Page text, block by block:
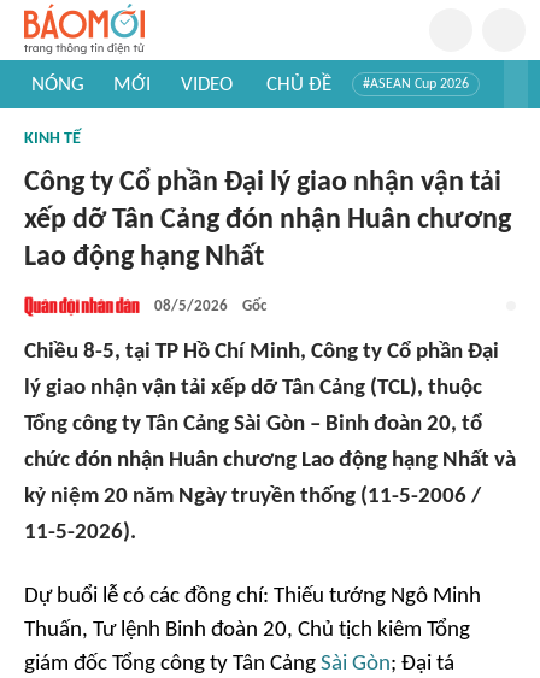
NÓNG MỚI VIDEO CHỦ ĐỀ #ASEAN Cup 2026
#Khám phá thế giới
KINH TẾ
Công ty Cổ phần Đại lý giao nhận vận tải
xếp dỡ Tân Cảng đón nhận Huân chương
Lao động hạng Nhất
08/5/2026 Gốc
Chiều 8-5, tại TP Hồ Chí Minh, Công ty Cổ phần Đại
lý giao nhận vận tải xếp dỡ Tân Cảng (TCL), thuộc
Tổng công ty Tân Cảng Sài Gòn – Binh đoàn 20, tổ
chức đón nhận Huân chương Lao động hạng Nhất và
kỷ niệm 20 năm Ngày truyền thống (11-5-2006 /
11-5-2026).
Dự buổi lễ có các đồng chí: Thiếu tướng Ngô Minh
Thuấn, Tư lệnh Binh đoàn 20, Chủ tịch kiêm Tổng
giám đốc Tổng công ty Tân Cảng Sài Gòn; Đại tá